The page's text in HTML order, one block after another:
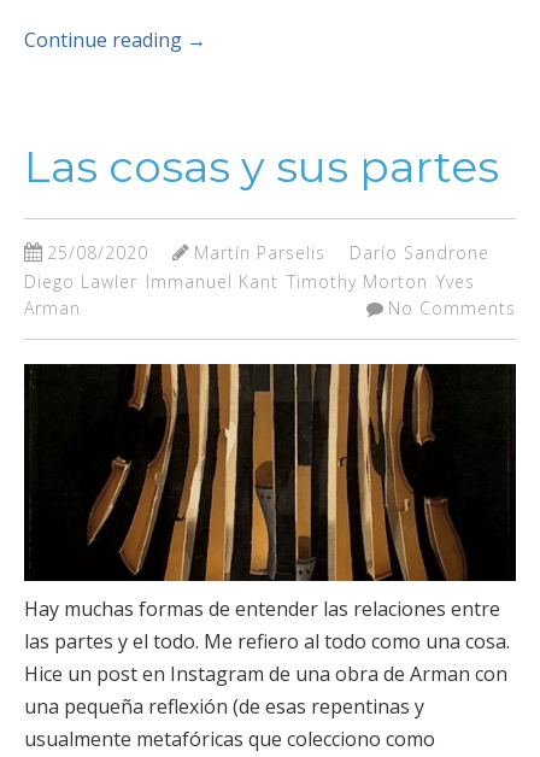
Continue reading →
Las cosas y sus partes
25/08/2020 Martín Parselis
Darío Sandrone
Diego Lawler Immanuel Kant Timothy Morton Yves
Arman
No Comments
Hay muchas formas de entender las relaciones entre
las partes y el todo. Me refiero al todo como una cosa.
Hice un post en Instagram de una obra de Arman con
una pequeña reflexión (de esas repentinas y
usualmente metafóricas que colecciono como